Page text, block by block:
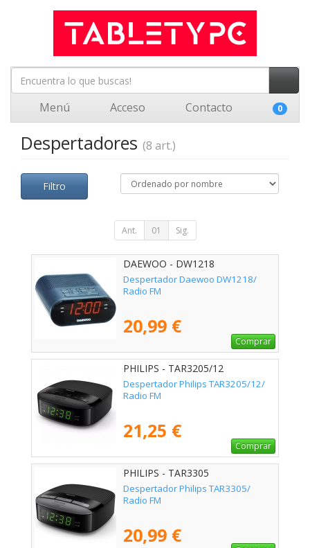
Menú Acceso Contacto 0
Despertadores (8 art.)
Filtro
Ant. 01 Sig.
DAEWOO - DW1218
Despertador Daewoo DW1218/
Radio FM
20,99 €
Comprar
PHILIPS - TAR3205/12
Despertador Philips TAR3205/12/
Radio FM
21,25 €
Comprar
PHILIPS - TAR3305
Despertador Philips TAR3305/
Radio FM
20,99 €